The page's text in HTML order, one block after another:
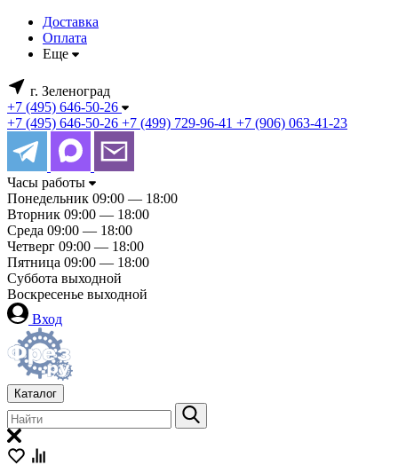
Доставка
Оплата
Еще
г. Зеленоград
+7 (495) 646-50-26
+7 (495) 646-50-26 +7 (499) 729-96-41 +7 (906) 063-41-23
Часы работы
Понедельник 09:00 — 18:00
Вторник 09:00 — 18:00
Среда 09:00 — 18:00
Четверг 09:00 — 18:00
Пятница 09:00 — 18:00
Суббота выходной
Воскресенье выходной
Вход
Каталог